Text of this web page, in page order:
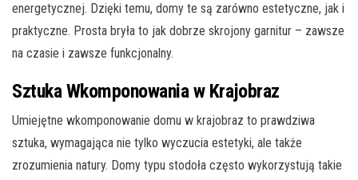
energetycznej. Dzięki temu, domy te są zarówno estetyczne, jak i
praktyczne. Prosta bryła to jak dobrze skrojony garnitur – zawsze
na czasie i zawsze funkcjonalny.
Sztuka Wkomponowania w Krajobraz
Umiejętne wkomponowanie domu w krajobraz to prawdziwa
sztuka, wymagająca nie tylko wyczucia estetyki, ale także
zrozumienia natury. Domy typu stodoła często wykorzystują takie